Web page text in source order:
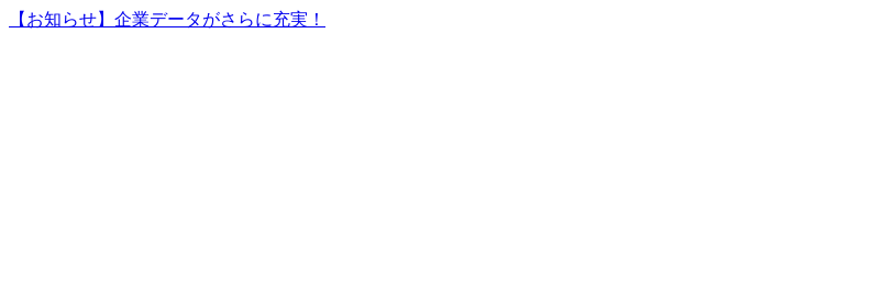
【お知らせ】企業データがさらに充実！